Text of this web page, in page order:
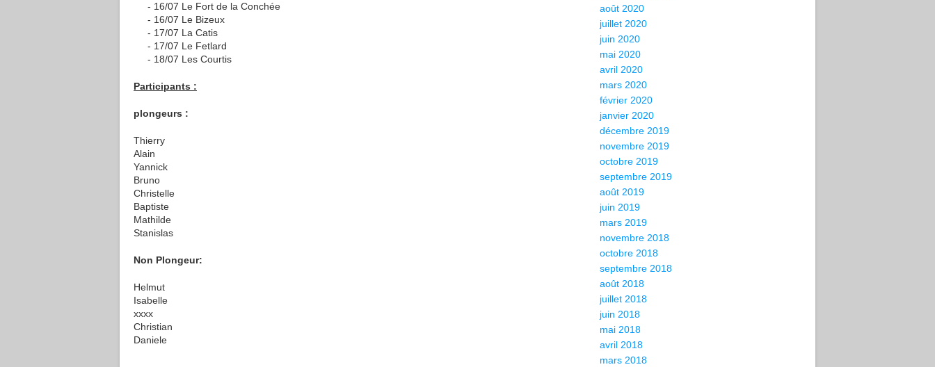
16/07 Le Fort de la Conchée
16/07 Le Bizeux
17/07 La Catis
17/07 Le Fetlard
18/07 Les Courtis
Participants :
plongeurs :
Thierry
Alain
Yannick
Bruno
Christelle
Baptiste
Mathilde
Stanislas
Non Plongeur:
Helmut
Isabelle
xxxx
Christian
Daniele
août 2020
juillet 2020
juin 2020
mai 2020
avril 2020
mars 2020
février 2020
janvier 2020
décembre 2019
novembre 2019
octobre 2019
septembre 2019
août 2019
juin 2019
mars 2019
novembre 2018
octobre 2018
septembre 2018
août 2018
juillet 2018
juin 2018
mai 2018
avril 2018
mars 2018